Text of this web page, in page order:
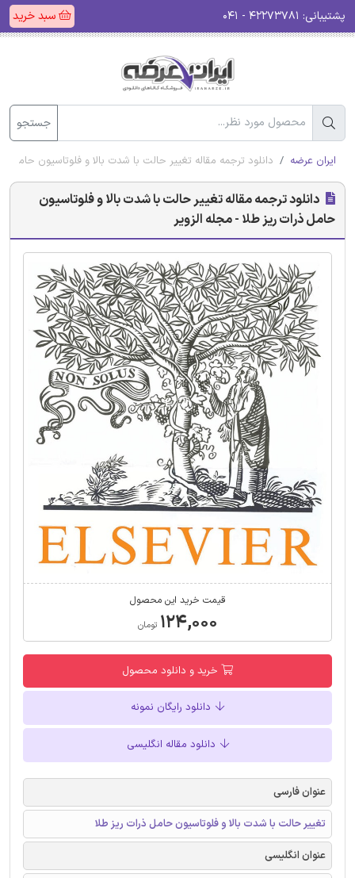
پشتیبانی: سبد خرید
جستجو
ایران عرضه دانلود ترجمه مقاله تغییر حالت با شدت بالا و فلوتاسیون حامل
دانلود ترجمه مقاله تغییر حالت با شدت بالا و فلوتاسیون
حامل ذرات ریز طلا - مجله الزویر
قیمت خرید این محصول
۱۲۴,۰۰۰ تومان
خرید و دانلود محصول
دانلود رایگان نمونه
دانلود مقاله انگلیسی
عنوان فارسی
تغییر حالت با شدت بالا و فلوتاسیون حامل ذرات ریز طلا
عنوان انگلیسی